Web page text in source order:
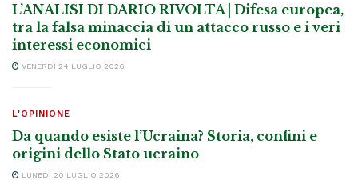
L’ANALISI DI DARIO RIVOLTA | Difesa europea,
tra la falsa minaccia di un attacco russo e i veri
interessi economici
VENERDÌ 24 LUGLIO 2026
L'OPINIONE
Da quando esiste l’Ucraina? Storia, confini e
origini dello Stato ucraino
LUNEDÌ 20 LUGLIO 2026